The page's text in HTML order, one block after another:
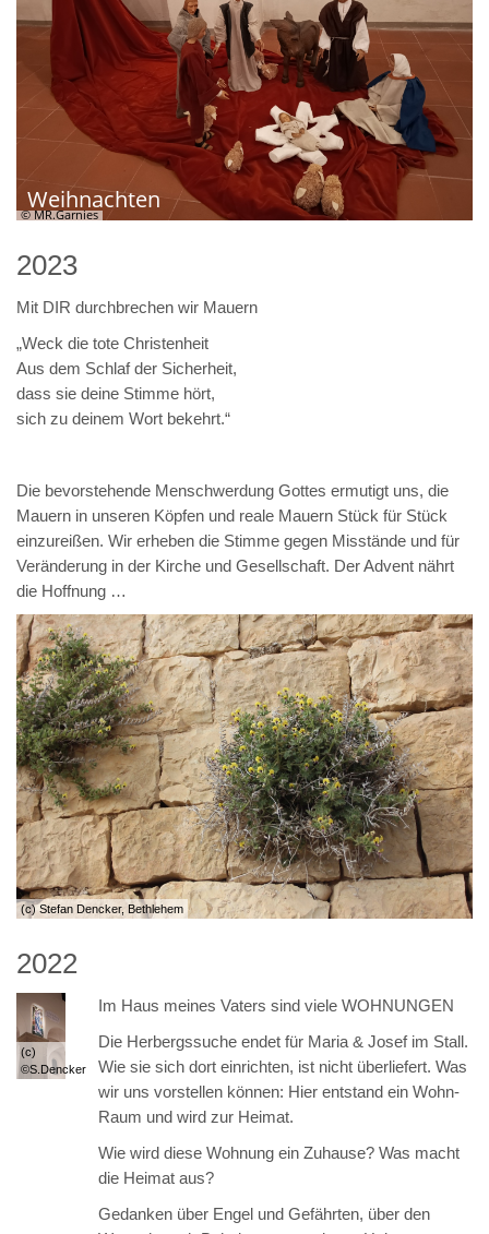
Weihnachten
© MR.Garnies
2023
Mit DIR durchbrechen wir Mauern
„Weck die tote Christenheit
Aus dem Schlaf der Sicherheit,
dass sie deine Stimme hört,
sich zu deinem Wort bekehrt.“
Die bevorstehende Menschwerdung Gottes ermutigt uns, die
Mauern in unseren Köpfen und reale Mauern Stück für Stück
einzureißen. Wir erheben die Stimme gegen Misstände und für
Veränderung in der Kirche und Gesellschaft. Der Advent nährt
die Hoffnung …
(c) Stefan Dencker, Bethlehem
2022
(c)
©S.Dencker
Im Haus meines Vaters sind viele WOHNUNGEN
Die Herbergssuche endet für Maria & Josef im Stall.
Wie sie sich dort einrichten, ist nicht überliefert. Was
wir uns vorstellen können: Hier entstand ein Wohn-
Raum und wird zur Heimat.
Wie wird diese Wohnung ein Zuhause? Was macht
die Heimat aus?
Gedanken über Engel und Gefährten, über den